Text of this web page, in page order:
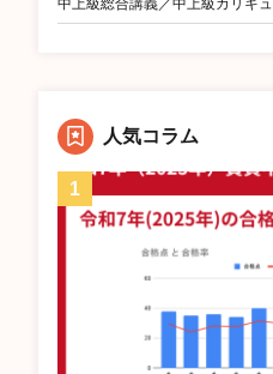
中上級総合講義／中上級カリキ
人気コラム